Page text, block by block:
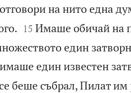
на нито една

15 Имаше обичай на
един
един известен
беше събрал, Пилат им